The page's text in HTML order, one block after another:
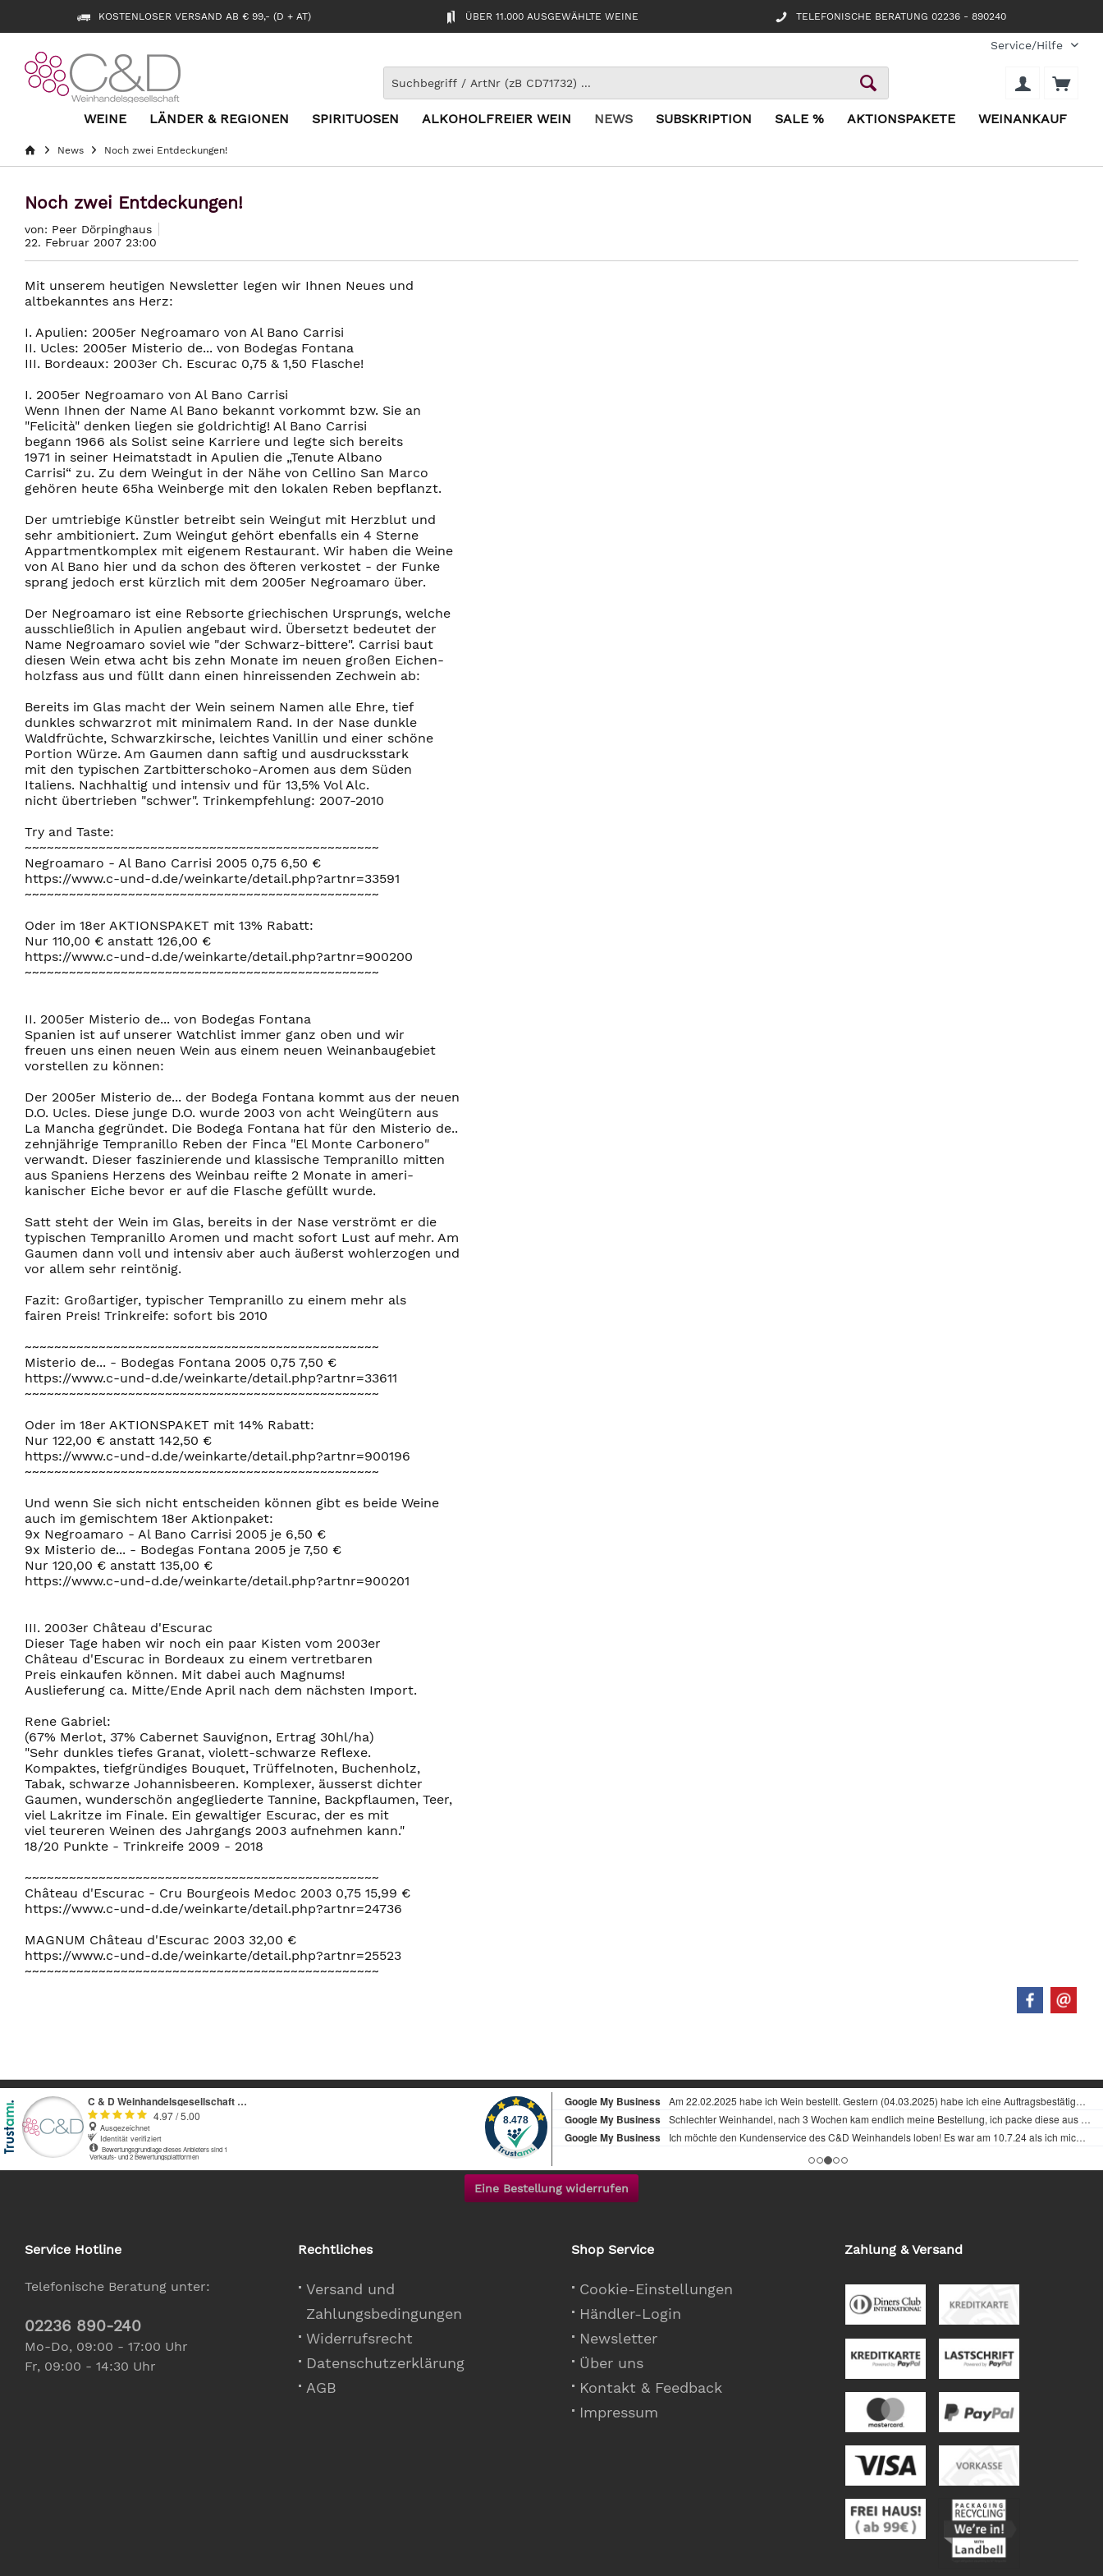
KOSTENLOSER VERSAND AB € 99,- (D + AT) ÜBER 11.000 AUSGEWÄHLTE WEINE TELEFONISCHE BERATUNG 02236 - 890240
Service/Hilfe
WEINE LÄNDER & REGIONEN SPIRITUOSEN ALKOHOLFREIER WEIN NEWS SUBSKRIPTION SALE % AKTIONSPAKETE WEINANKAUF
News Noch zwei Entdeckungen!
Noch zwei Entdeckungen!
von: Peer Dörpinghaus
22. Februar 2007 23:00
Mit unserem heutigen Newsletter legen wir Ihnen Neues und
altbekanntes ans Herz:
I. Apulien: 2005er Negroamaro von Al Bano Carrisi
II. Ucles: 2005er Misterio de... von Bodegas Fontana
III. Bordeaux: 2003er Ch. Escurac 0,75 & 1,50 Flasche!
I. 2005er Negroamaro von Al Bano Carrisi
Wenn Ihnen der Name Al Bano bekannt vorkommt bzw. Sie an
"Felicità" denken liegen sie goldrichtig! Al Bano Carrisi
begann 1966 als Solist seine Karriere und legte sich bereits
1971 in seiner Heimatstadt in Apulien die „Tenute Albano
Carrisi“ zu. Zu dem Weingut in der Nähe von Cellino San Marco
gehören heute 65ha Weinberge mit den lokalen Reben bepflanzt.
Der umtriebige Künstler betreibt sein Weingut mit Herzblut und
sehr ambitioniert. Zum Weingut gehört ebenfalls ein 4 Sterne
Appartmentkomplex mit eigenem Restaurant. Wir haben die Weine
von Al Bano hier und da schon des öfteren verkostet - der Funke
sprang jedoch erst kürzlich mit dem 2005er Negroamaro über.
Der Negroamaro ist eine Rebsorte griechischen Ursprungs, welche
ausschließlich in Apulien angebaut wird. Übersetzt bedeutet der
Name Negroamaro soviel wie "der Schwarz-bittere". Carrisi baut
diesen Wein etwa acht bis zehn Monate im neuen großen Eichen-
holzfass aus und füllt dann einen hinreissenden Zechwein ab:
Bereits im Glas macht der Wein seinem Namen alle Ehre, tief
dunkles schwarzrot mit minimalem Rand. In der Nase dunkle
Waldfrüchte, Schwarzkirsche, leichtes Vanillin und einer schöne
Portion Würze. Am Gaumen dann saftig und ausdrucksstark
mit den typischen Zartbitterschoko-Aromen aus dem Süden
Italiens. Nachhaltig und intensiv und für 13,5% Vol Alc.
nicht übertrieben "schwer". Trinkempfehlung: 2007-2010
Try and Taste:
~~~~~~~~~~~~~~~~~~~~~~~~~~~~~~~~~~~~~~~~~~~~~~~~
Negroamaro - Al Bano Carrisi 2005 0,75 6,50 €
https://www.c-und-d.de/weinkarte/detail.php?artnr=33591
~~~~~~~~~~~~~~~~~~~~~~~~~~~~~~~~~~~~~~~~~~~~~~~~
Oder im 18er AKTIONSPAKET mit 13% Rabatt:
Nur 110,00 € anstatt 126,00 €
https://www.c-und-d.de/weinkarte/detail.php?artnr=900200
~~~~~~~~~~~~~~~~~~~~~~~~~~~~~~~~~~~~~~~~~~~~~~~~
II. 2005er Misterio de... von Bodegas Fontana
Spanien ist auf unserer Watchlist immer ganz oben und wir
freuen uns einen neuen Wein aus einem neuen Weinanbaugebiet
vorstellen zu können:
Der 2005er Misterio de... der Bodega Fontana kommt aus der neuen
D.O. Ucles. Diese junge D.O. wurde 2003 von acht Weingütern aus
La Mancha gegründet. Die Bodega Fontana hat für den Misterio de..
zehnjährige Tempranillo Reben der Finca "El Monte Carbonero"
verwandt. Dieser faszinierende und klassische Tempranillo mitten
aus Spaniens Herzens des Weinbau reifte 2 Monate in ameri-
kanischer Eiche bevor er auf die Flasche gefüllt wurde.
Satt steht der Wein im Glas, bereits in der Nase verströmt er die
typischen Tempranillo Aromen und macht sofort Lust auf mehr. Am
Gaumen dann voll und intensiv aber auch äußerst wohlerzogen und
vor allem sehr reintönig.
Fazit: Großartiger, typischer Tempranillo zu einem mehr als
fairen Preis! Trinkreife: sofort bis 2010
~~~~~~~~~~~~~~~~~~~~~~~~~~~~~~~~~~~~~~~~~~~~~~~~
Misterio de... - Bodegas Fontana 2005 0,75 7,50 €
https://www.c-und-d.de/weinkarte/detail.php?artnr=33611
~~~~~~~~~~~~~~~~~~~~~~~~~~~~~~~~~~~~~~~~~~~~~~~~
Oder im 18er AKTIONSPAKET mit 14% Rabatt:
Nur 122,00 € anstatt 142,50 €
https://www.c-und-d.de/weinkarte/detail.php?artnr=900196
~~~~~~~~~~~~~~~~~~~~~~~~~~~~~~~~~~~~~~~~~~~~~~~~
Und wenn Sie sich nicht entscheiden können gibt es beide Weine
auch im gemischtem 18er Aktionpaket:
9x Negroamaro - Al Bano Carrisi 2005 je 6,50 €
9x Misterio de... - Bodegas Fontana 2005 je 7,50 €
Nur 120,00 € anstatt 135,00 €
https://www.c-und-d.de/weinkarte/detail.php?artnr=900201
III. 2003er Château d'Escurac
Dieser Tage haben wir noch ein paar Kisten vom 2003er
Château d'Escurac in Bordeaux zu einem vertretbaren
Preis einkaufen können. Mit dabei auch Magnums!
Auslieferung ca. Mitte/Ende April nach dem nächsten Import.
Rene Gabriel:
(67% Merlot, 37% Cabernet Sauvignon, Ertrag 30hl/ha)
"Sehr dunkles tiefes Granat, violett-schwarze Reflexe.
Kompaktes, tiefgründiges Bouquet, Trüffelnoten, Buchenholz,
Tabak, schwarze Johannisbeeren. Komplexer, äusserst dichter
Gaumen, wunderschön angegliederte Tannine, Backpflaumen, Teer,
viel Lakritze im Finale. Ein gewaltiger Escurac, der es mit
viel teureren Weinen des Jahrgangs 2003 aufnehmen kann."
18/20 Punkte - Trinkreife 2009 - 2018
~~~~~~~~~~~~~~~~~~~~~~~~~~~~~~~~~~~~~~~~~~~~~~~~
Château d'Escurac - Cru Bourgeois Medoc 2003 0,75 15,99 €
https://www.c-und-d.de/weinkarte/detail.php?artnr=24736
MAGNUM Château d'Escurac 2003 32,00 €
https://www.c-und-d.de/weinkarte/detail.php?artnr=25523
~~~~~~~~~~~~~~~~~~~~~~~~~~~~~~~~~~~~~~~~~~~~~~~~
Eine Bestellung widerrufen
Service Hotline
Telefonische Beratung unter:
02236 890-240
Mo-Do, 09:00 - 17:00 Uhr
Fr, 09:00 - 14:30 Uhr
Rechtliches
Versand und
Zahlungsbedingungen
Widerrufsrecht
Datenschutzerklärung
AGB
Shop Service
Cookie-Einstellungen
Händler-Login
Newsletter
Über uns
Kontakt & Feedback
Impressum
Zahlung & Versand